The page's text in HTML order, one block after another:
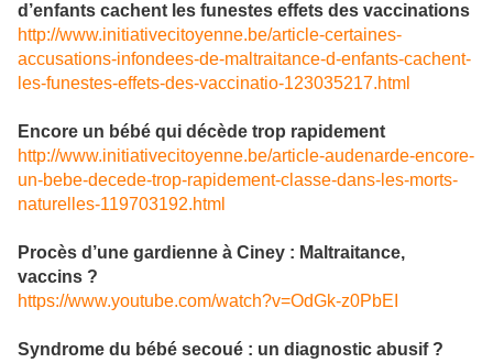
d’enfants cachent les funestes effets des vaccinations
http://www.initiativecitoyenne.be/article-certaines-
accusations-infondees-de-maltraitance-d-enfants-cachent-
les-funestes-effets-des-vaccinatio-123035217.html
Encore un bébé qui décède trop rapidement
http://www.initiativecitoyenne.be/article-audenarde-encore-
un-bebe-decede-trop-rapidement-classe-dans-les-morts-
naturelles-119703192.html
Procès d’une gardienne à Ciney : Maltraitance,
vaccins ?
https://www.youtube.com/watch?v=OdGk-z0PbEI
Syndrome du bébé secoué : un diagnostic abusif ?